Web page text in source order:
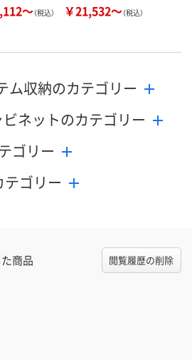
～（税込） ￥21,532～（税込）
ム収納のカテゴリー
ネットのカテゴリー
ゴリー
テゴリー
商品 閲覧履歴の削除